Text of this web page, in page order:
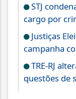
STJ
cargo por
Justiças
campanha
TRE-RJ
questões de